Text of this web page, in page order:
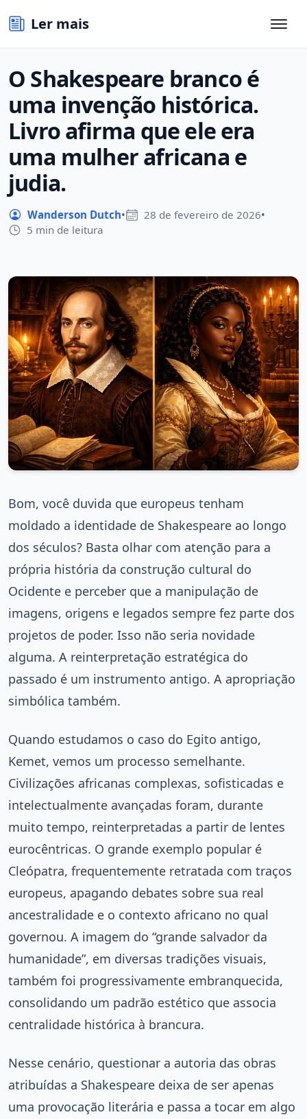
Ler mais
O Shakespeare branco é
uma invenção histórica.
Livro afirma que ele era
uma mulher africana e
judia.
Wanderson Dutch• 28 de fevereiro de 2026•
5 min de leitura
Bom, você duvida que europeus tenham
moldado a identidade de Shakespeare ao longo
dos séculos? Basta olhar com atenção para a
própria história da construção cultural do
Ocidente e perceber que a manipulação de
imagens, origens e legados sempre fez parte dos
projetos de poder. Isso não seria novidade
alguma. A reinterpretação estratégica do
passado é um instrumento antigo. A apropriação
simbólica também.
Quando estudamos o caso do Egito antigo,
Kemet, vemos um processo semelhante.
Civilizações africanas complexas, sofisticadas e
intelectualmente avançadas foram, durante
muito tempo, reinterpretadas a partir de lentes
eurocêntricas. O grande exemplo popular é
Cleópatra, frequentemente retratada com traços
europeus, apagando debates sobre sua real
ancestralidade e o contexto africano no qual
governou. A imagem do “grande salvador da
humanidade”, em diversas tradições visuais,
também foi progressivamente embranquecida,
consolidando um padrão estético que associa
centralidade histórica à brancura.
Nesse cenário, questionar a autoria das obras
atribuídas a Shakespeare deixa de ser apenas
uma provocação literária e passa a tocar em algo